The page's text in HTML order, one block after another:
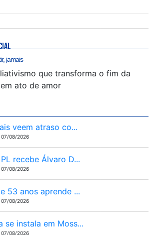
jamais
que transforma o fim da
ato de amor
veem atraso co...
07/08/2026
recebe Álvaro D...
07/08/2026
53 anos aprende ...
07/08/2026
se instala em Moss...
07/08/2026